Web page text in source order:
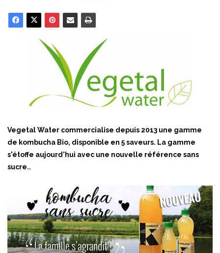
Vegetal Water commercialise depuis 2013 une gamme
de kombucha Bio, disponible en 5 saveurs. La gamme
s'étoffe aujourd'hui avec une nouvelle référence sans
sucre..